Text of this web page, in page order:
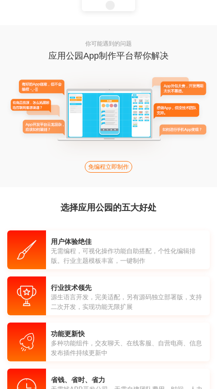
你可能遇到的问题
应用公园App制作平台帮你解决
免编程立即制作
选择应用公园的五大好处
用户体验绝佳
无需编程，可视化操作功能自助搭配，个性化编辑排
版。行业主题模板丰富，一键制作
行业技术领先
源生语言开发，完美适配，另有源码独立部署版，支持
二次开发，实现功能无限扩展
功能更新快
多种功能组件，交友聊天、在线客服、自营电商、信息
发布插件持续更新中
省钱、省时、省力